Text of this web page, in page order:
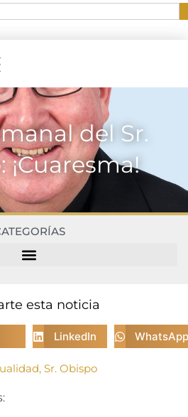
del Sr.
¡Cuaresma!
esta noticia
LinkedIn WhatsApp
, Sr. Obispo